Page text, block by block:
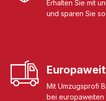
Erhalten Sie mit
und sparen Sie
Mit Umzugsprofi
bei europaweiten